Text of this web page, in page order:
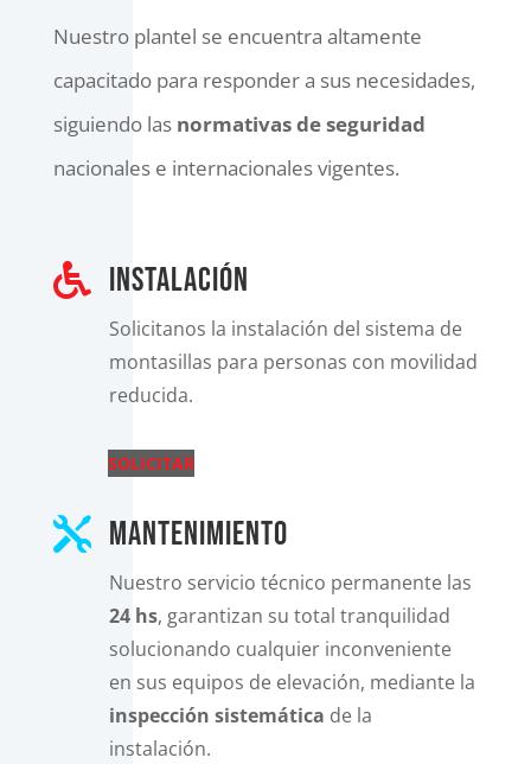
Nuestro plantel se encuentra altamente
capacitado para responder a sus necesidades,
siguiendo lasnormativas de seguridad
nacionales e internacionales vigentes.
 instalación
Solicitanos la instalación del sistema de
montasillas para personas con movilidad
reducida.
SOLICITAR
 mantenimiento
Nuestro servicio técnico permanente las
24 hs, garantizan su total tranquilidad
solucionando cualquier inconveniente
en sus equipos de elevación, mediante la
inspección sistemática de la
instalación.